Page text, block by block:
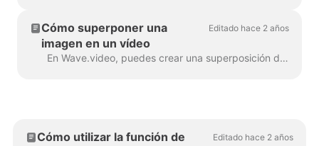
Cómo superponer una
imagen en un vídeo
Editado hace 2 años
En Wave.video, puedes crear una superposición de vídeo. A continuación te explicamos cómo hacerlo. Una superposición de vídeo es una imagen o vídeo que puedes añadir a tu vídeo (o mejor aún...
Cómo utilizar la función de
Editado hace 2 años